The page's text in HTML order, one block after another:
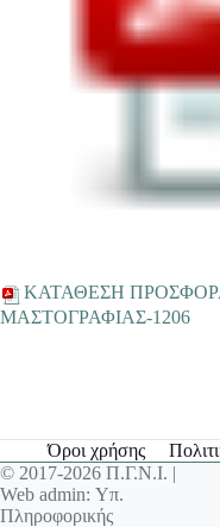
ΚΑΤΑΘΕΣΗ
ΜΑΣΤΟΓΡΑΦΙΑΣ-1206
Όροι χρήσης
© 2017-2026 Π.Γ.Ν.Ι. |
Web admin: Υπ.
Πληροφορικής